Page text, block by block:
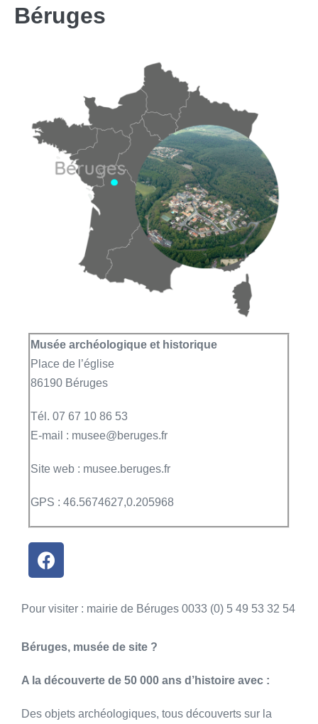
Béruges
Musée archéologique et historique
Place de l’église
86190 Béruges
Tél. 07 67 10 86 53
E-mail : musee@beruges.fr
Site web : musee.beruges.fr
GPS : 46.5674627,0.205968
Pour visiter : mairie de Béruges 0033 (0) 5 49 53 32 54
Béruges, musée de site ?
A la découverte de 50 000 ans d’histoire avec :
Des objets archéologiques, tous découverts sur la